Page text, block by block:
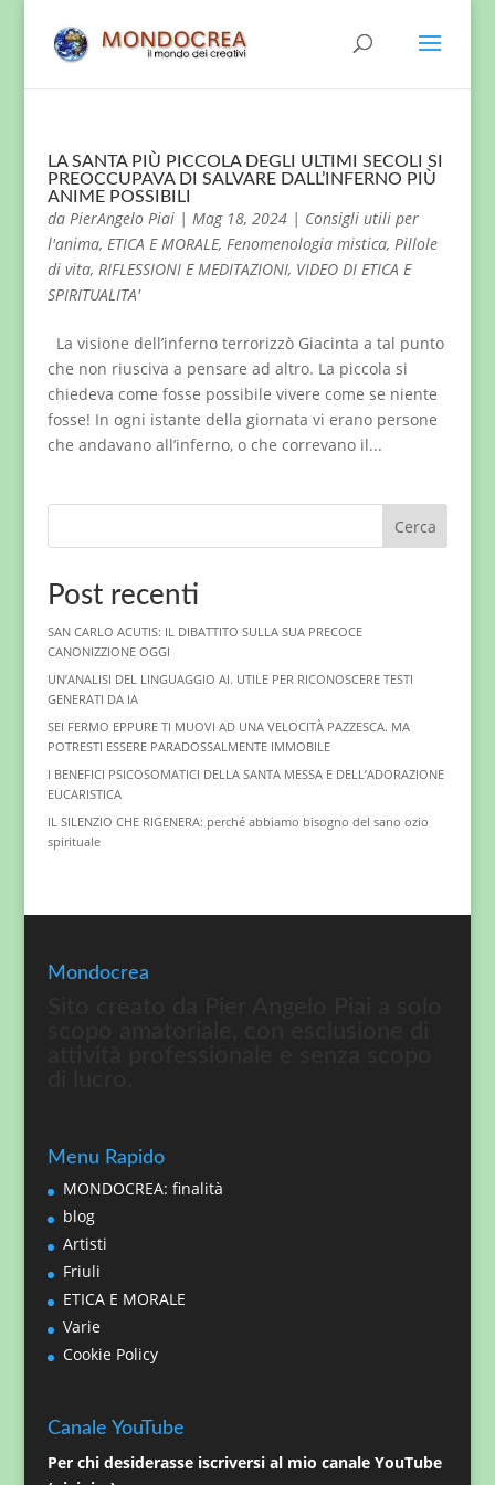
LA SANTA PIÙ PICCOLA DEGLI ULTIMI SECOLI SI
PREOCCUPAVA DI SALVARE DALL’INFERNO PIÙ
ANIME POSSIBILI
da PierAngelo Piai| Mag 18, 2024| Consigli utili per
l'anima, ETICA E MORALE, Fenomenologia mistica, Pillole
di vita, RIFLESSIONI E MEDITAZIONI, VIDEO DI ETICA E
SPIRITUALITA'
La visione dell’inferno terrorizzò Giacinta a tal punto
che non riusciva a pensare ad altro. La piccola si
chiedeva come fosse possibile vivere come se niente
fosse! In ogni istante della giornata vi erano persone
che andavano all’inferno, o che correvano il...
Cerca
Post recenti
SAN CARLO ACUTIS: IL DIBATTITO SULLA SUA PRECOCE
CANONIZZIONE OGGI
UN’ANALISI DEL LINGUAGGIO AI. UTILE PER RICONOSCERE TESTI
GENERATI DA IA
SEI FERMO EPPURE TI MUOVI AD UNA VELOCITÀ PAZZESCA. MA
POTRESTI ESSERE PARADOSSALMENTE IMMOBILE
I BENEFICI PSICOSOMATICI DELLA SANTA MESSA E DELL’ADORAZIONE
EUCARISTICA
IL SILENZIO CHE RIGENERA: perché abbiamo bisogno del sano ozio
spirituale
Mondocrea
Menu Rapido
MONDOCREA: finalità
blog
Artisti
Friuli
ETICA E MORALE
Varie
Cookie Policy
Canale YouTube
Per chi desiderasse iscriversi al mio canale YouTube